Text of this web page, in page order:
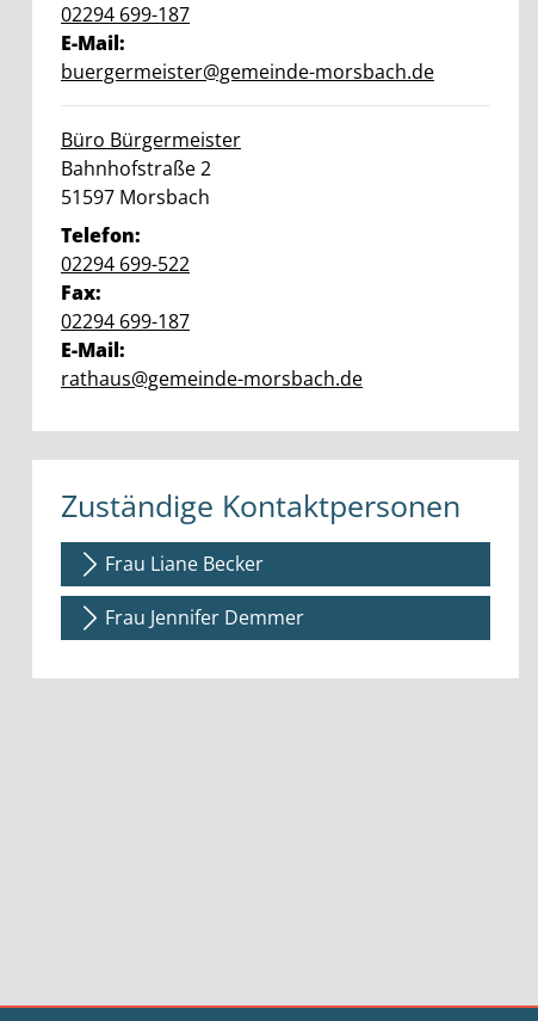
02294 699-187
E-Mail:
buergermeister@gemeinde-morsbach.de
Büro Bürgermeister
Straße:
Bahnhofstraße Hausnummer:
2
PLZ:
51597 Ort:
Morsbach
Telefon:
02294 699-522
Fax:
02294 699-187
E-Mail:
rathaus@gemeinde-morsbach.de
Zuständige Kontaktpersonen
Frau Liane Becker
Frau Jennifer Demmer